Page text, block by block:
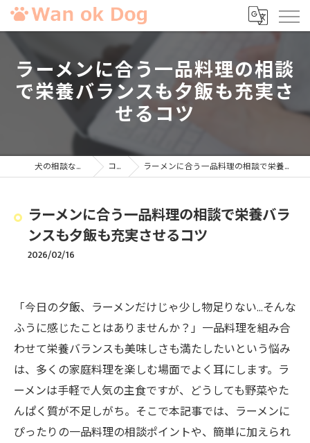
ラーメンに合う一品料理の相談
で栄養バランスも夕飯も充実さ
せるコツ
犬の相談ならWan ok Dog コラム ラーメンに合う一品料理の相談で栄養バランスも夕飯も充実させるコツ
ラーメンに合う一品料理の相談で栄養バラ
ンスも夕飯も充実させるコツ
2026/02/16
「今日の夕飯、ラーメンだけじゃ少し物足りない…そんな
ふうに感じたことはありませんか？」一品料理を組み合
わせて栄養バランスも美味しさも満たしたいという悩み
は、多くの家庭料理を楽しむ場面でよく耳にします。ラ
ーメンは手軽で人気の主食ですが、どうしても野菜やた
んぱく質が不足しがち。そこで本記事では、ラーメンに
ぴったりの一品料理の相談ポイントや、簡単に加えられ